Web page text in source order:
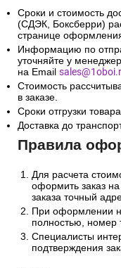
Сроки и стоимость
(СДЭК, Боксберри)
странице
Информацию по
уточняйте у
на Email
Стоимость
в заказе.
Сроки отгрузки
Доставка до
Правила
Для расчета
оформить заказ
заказа точный
При оформлении
полностью, номер
Специалисты
подтверждения